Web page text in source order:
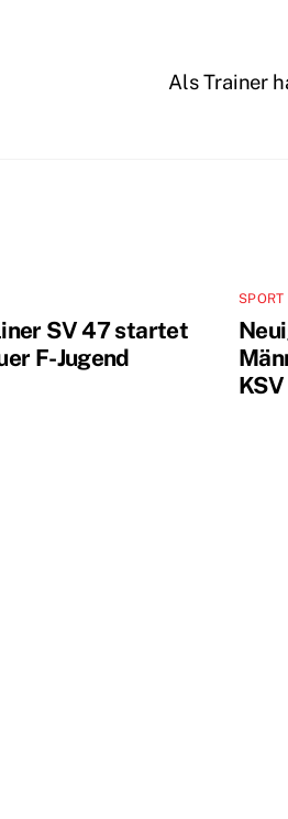
Als Trainer
SV 47 startet
F-Jugend
SPORT
KSV